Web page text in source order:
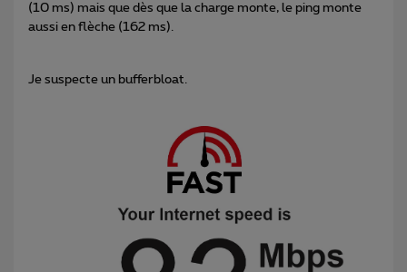
(10 ms) mais que dès que la charge monte, le ping monte
aussi en flèche (162 ms).
Je suspecte un bufferbloat.